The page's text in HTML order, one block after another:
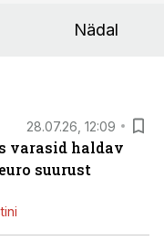
Nädal
28.07.26, 12:09
varasid haldav
suurust